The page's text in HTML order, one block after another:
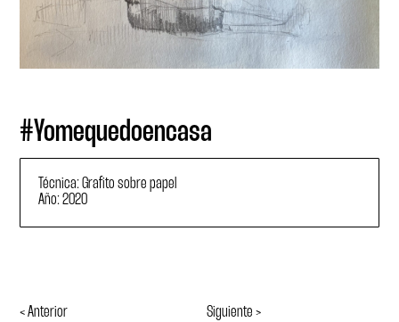
#Yomequedoencasa
Técnica: Grafito sobre papel
Año: 2020
< Anterior Siguiente >